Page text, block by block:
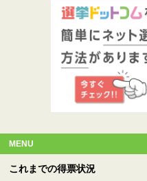
MENU
これまでの得票状況